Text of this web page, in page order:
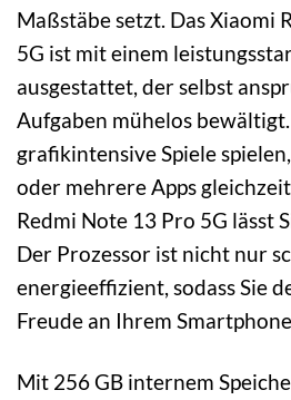
Maßstäbe setzt. Das Xiaomi
5G ist mit einem
ausgestattet, der selbst
Aufgaben mühelos bewältigt.
grafikintensive Spiele
oder mehrere Apps
Redmi Note 13 Pro 5G lässt
Der Prozessor ist nicht nur
energieeffizient, sodass Sie
Freude an Ihrem
Mit 256 GB internem